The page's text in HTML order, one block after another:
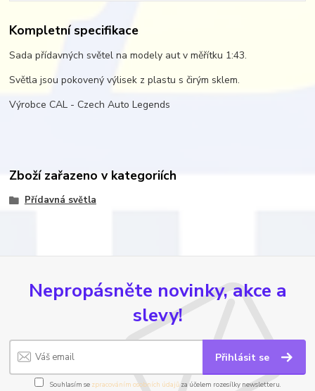
Kompletní specifikace
Sada přídavných světel na modely aut v měřítku 1:43.
Světla jsou pokovený výlisek z plastu s čirým sklem.
Výrobce CAL - Czech Auto Legends
Zboží zařazeno v kategoriích
Přídavná světla
Nepropásněte novinky, akce a
slevy!
Přihlásit se
Souhlasím se zpracováním osobních údajůza účelem rozesílky newsletteru.